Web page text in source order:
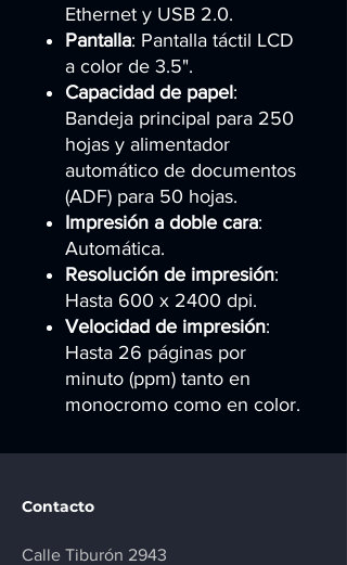
Ethernet y USB 2.0.
Pantalla: Pantalla táctil LCD
a color de 3.5".
Capacidad de papel:
Bandeja principal para 250
hojas y alimentador
automático de documentos
(ADF) para 50 hojas.
Impresión a doble cara:
Automática.
Resolución de impresión:
Hasta 600 x 2400 dpi.
Velocidad de impresión:
Hasta 26 páginas por
minuto (ppm) tanto en
monocromo como en color.
Contacto
Calle Tiburón 2943